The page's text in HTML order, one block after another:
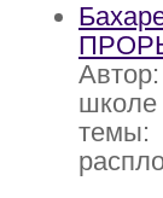
темы: